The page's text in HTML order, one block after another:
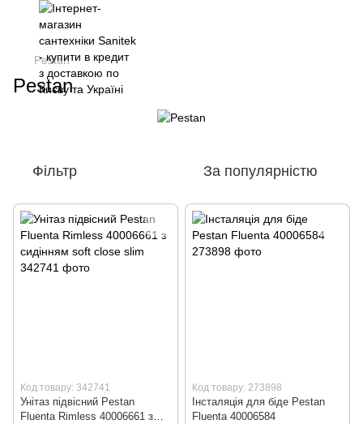
Pestan
Pestan
Фільтр За популярністю
Код товару: 342741
Унітаз підвісний Pestan
Fluenta Rimless 40006661 з
Код товару: 273898
Інсталяція для біде Pestan
Fluenta 40006584